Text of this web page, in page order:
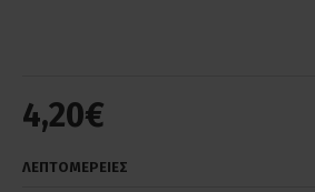
4,20€
ΛΕΠΤΟΜΕΡΕΙΕΣ